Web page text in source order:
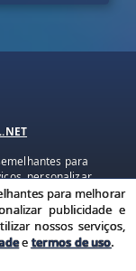
para
personalizar
Ao utilizar
de privacidade e
uso
para melhorar
publicidade e
nossos serviços,
etermos de uso.